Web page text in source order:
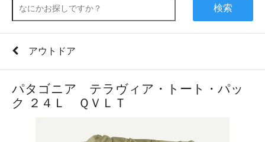
検索
アウトドア
パタゴニア テラヴィア・トート・パッ
ク ２４Ｌ ＱＶＬＴ